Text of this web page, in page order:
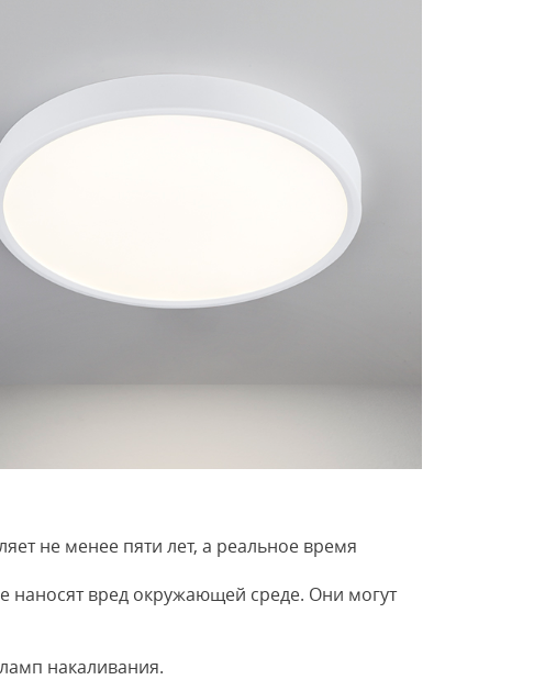
не менее пяти лет, а реальное время
наносят вред окружающей среде. Они могут
накаливания.